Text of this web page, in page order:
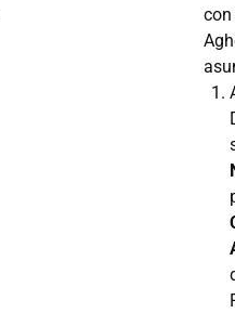
con